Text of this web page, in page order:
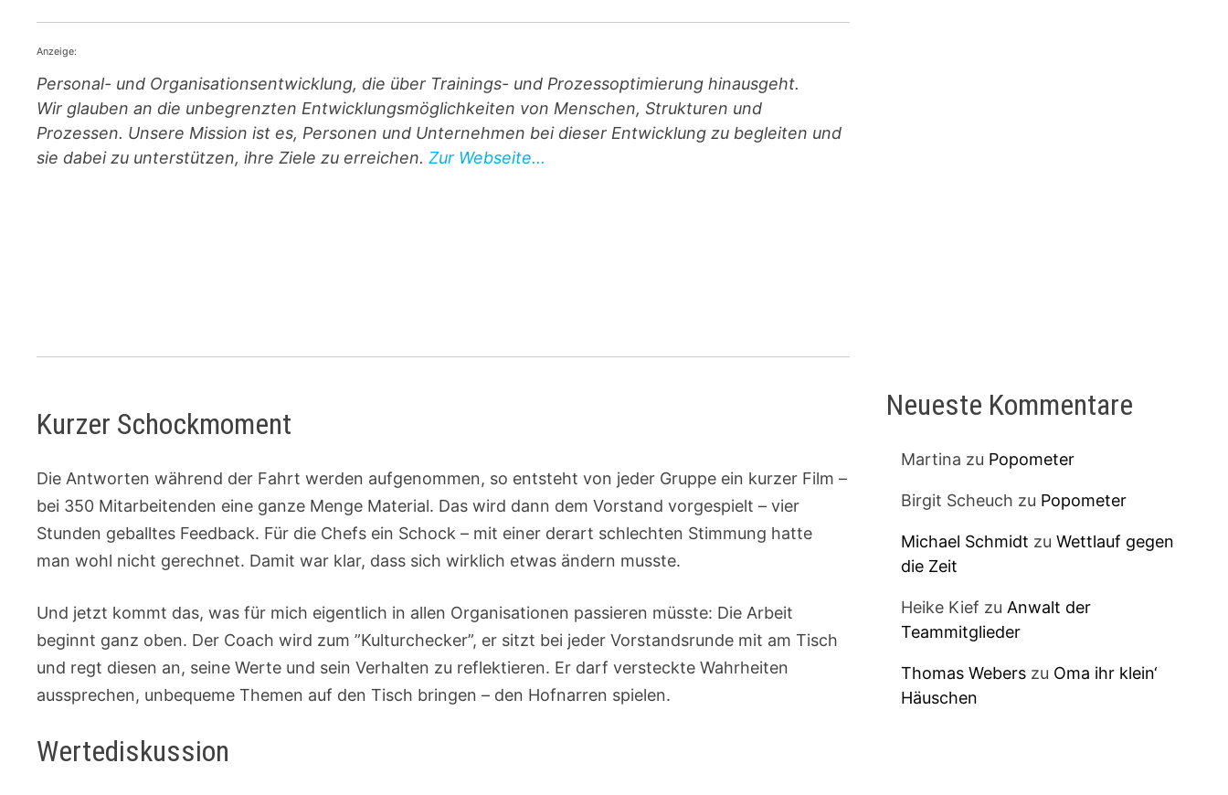
Anzeige:
Personal- und Orga­ni­sa­ti­ons­entwicklung, die über Trainings- und Prozess­optimierung hinausgeht.
Wir glauben an die unbegrenzten Entwicklungs­möglichkeiten von Menschen, Strukturen und
Prozessen. Unsere Mission ist es, Personen und Unternehmen bei dieser Entwicklung zu begleiten und
sie dabei zu unterstützen, ihre Ziele zu erreichen.Zur Webseite...
Kurzer Schockmoment
Die Antworten während der Fahrt werden aufgenommen, so entsteht von jeder Gruppe ein kurzer Film –
bei 350 Mitarbeitenden eine ganze Menge Material. Das wird dann dem Vorstand vorgespielt – vier
Stunden geballtes Feedback. Für die Chefs ein Schock – mit einer derart schlechten Stimmung hatte
man wohl nicht gerechnet. Damit war klar, dass sich wirklich etwas ändern musste.
Und jetzt kommt das, was für mich eigentlich in allen Organisationen passieren müsste: Die Arbeit
beginnt ganz oben. Der Coach wird zum ”Kulturchecker”, er sitzt bei jeder Vorstandsrunde mit am Tisch
und regt diesen an, seine Werte und sein Verhalten zu reflektieren. Er darf versteckte Wahrheiten
aussprechen, unbequeme Themen auf den Tisch bringen – den Hofnarren spielen.
Wertediskussion
Neueste Kommentare
Martina zu Popometer
Birgit Scheuch zu Popometer
Michael Schmidt zu Wettlauf gegen
die Zeit
Heike Kief zu Anwalt der
Teammitglieder
Thomas Weberszu Oma ihr klein‘
Häuschen